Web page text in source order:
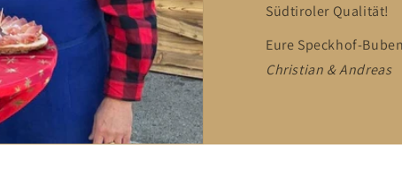
Südtiroler Qualität!
Eure Speckhof-
Christian & Andreas